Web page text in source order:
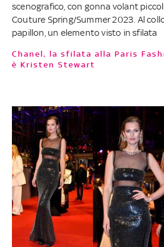
scenografico, con gonna volant
Couture Spring/Summer 2023. Al
papillon, un elemento visto in sfilata
Chanel, la sfilata alla Paris Fashion Week: la musa
è Kristen Stewart